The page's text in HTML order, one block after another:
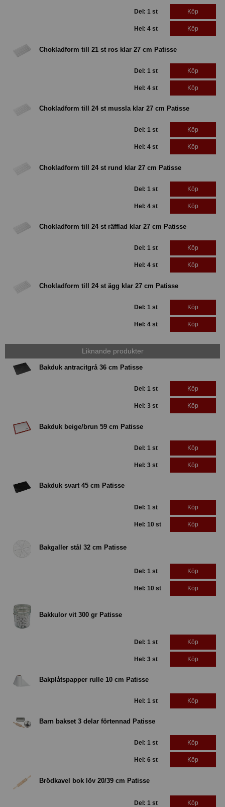
Del: 1 st Köp
Hel: 4 st Köp
Chokladform till 21 st ros klar 27 cm Patisse
Del: 1 st Köp
Hel: 4 st Köp
Chokladform till 24 st mussla klar 27 cm Patisse
Del: 1 st Köp
Hel: 4 st Köp
Chokladform till 24 st rund klar 27 cm Patisse
Del: 1 st Köp
Hel: 4 st Köp
Chokladform till 24 st räfflad klar 27 cm Patisse
Del: 1 st Köp
Hel: 4 st Köp
Chokladform till 24 st ägg klar 27 cm Patisse
Del: 1 st Köp
Hel: 4 st Köp
Liknande produkter
Bakduk antracitgrå 36 cm Patisse
Del: 1 st Köp
Hel: 3 st Köp
Bakduk beige/brun 59 cm Patisse
Del: 1 st Köp
Hel: 3 st Köp
Bakduk svart 45 cm Patisse
Del: 1 st Köp
Hel: 10 st Köp
Bakgaller stål 32 cm Patisse
Del: 1 st Köp
Hel: 10 st Köp
Bakkulor vit 300 gr Patisse
Del: 1 st Köp
Hel: 3 st Köp
Bakplåtspapper rulle 10 cm Patisse
Hel: 1 st Köp
Barn bakset 3 delar förtennad Patisse
Del: 1 st Köp
Hel: 6 st Köp
Brödkavel bok löv 20/39 cm Patisse
Del: 1 st Köp